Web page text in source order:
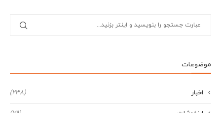
موضوعات
اخبار (238)